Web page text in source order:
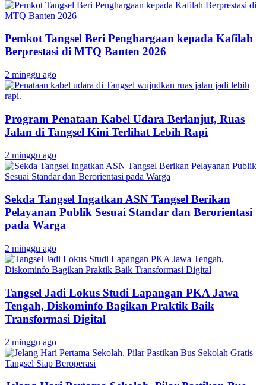
Pemkot Tangsel Beri Penghargaan kepada Kafilah
Berprestasi di MTQ Banten 2026
2 minggu ago
Program Penataan Kabel Udara Berlanjut, Ruas
Jalan di Tangsel Kini Terlihat Lebih Rapi
2 minggu ago
Sekda Tangsel Ingatkan ASN Tangsel Berikan
Pelayanan Publik Sesuai Standar dan Berorientasi
pada Warga
2 minggu ago
Tangsel Jadi Lokus Studi Lapangan PKA Jawa
Tengah, Diskominfo Bagikan Praktik Baik
Transformasi Digital
2 minggu ago